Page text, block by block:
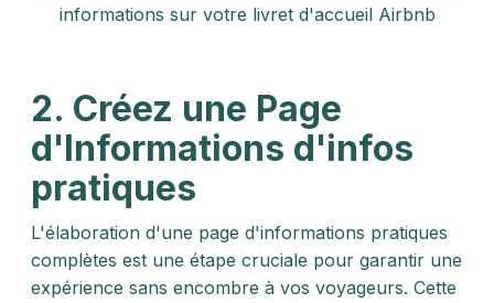
informations sur votre livret d'accueil Airbnb
2. Créez une Page
d'Informations d'infos
pratiques
L'élaboration d'une page d'informations pratiques
complètes est une étape cruciale pour garantir une
expérience sans encombre à vos voyageurs. Cette